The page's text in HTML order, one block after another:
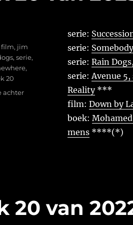
serie:
serie:
serie: Rain
serie:Avenue
Reality***
film: Down by
boek:
mens****(*)
film, jim
,serie,
,
20
achterop
20 van